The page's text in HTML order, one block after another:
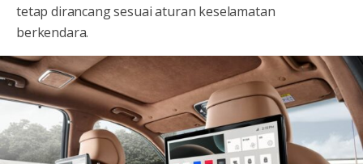
tetap dirancang sesuai aturan keselamatan
berkendara.